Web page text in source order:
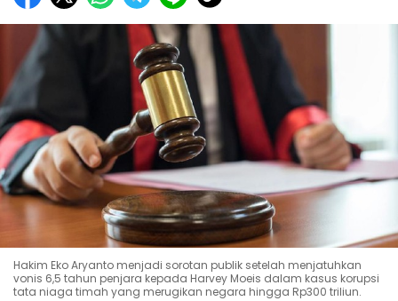
Hakim Eko Aryanto menjadi sorotan publik setelah menjatuhkan
vonis 6,5 tahun penjara kepada Harvey Moeis dalam kasus korupsi
tata niaga timah yang merugikan negara hingga Rp300 triliun.